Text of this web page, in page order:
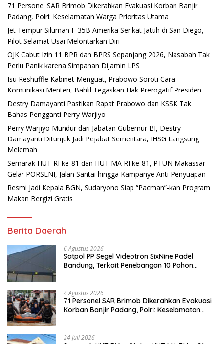
71 Personel SAR Brimob Dikerahkan Evakuasi Korban Banjir
Padang, Polri: Keselamatan Warga Prioritas Utama
Jet Tempur Siluman F-35B Amerika Serikat Jatuh di San Diego,
Pilot Selamat Usai Melontarkan Diri
OJK Cabut Izin 11 BPR dan BPRS Sepanjang 2026, Nasabah Tak
Perlu Panik karena Simpanan Dijamin LPS
Isu Reshuffle Kabinet Menguat, Prabowo Soroti Cara
Komunikasi Menteri, Bahlil Tegaskan Hak Prerogatif Presiden
Destry Damayanti Pastikan Rapat Prabowo dan KSSK Tak
Bahas Pengganti Perry Warjiyo
Perry Warjiyo Mundur dari Jabatan Gubernur BI, Destry
Damayanti Ditunjuk Jadi Pejabat Sementara, IHSG Langsung
Melemah
Semarak HUT RI ke-81 dan HUT MA RI ke-81, PTUN Makassar
Gelar PORSENI, Jalan Santai hingga Kampanye Anti Penyuapan
Resmi Jadi Kepala BGN, Sudaryono Siap “Pacman”-kan Program
Makan Bergizi Gratis
Berita Daerah
6 Agustus 2026
Satpol PP Segel Videotron SixNine Padel
Bandung, Terkait Penebangan 10 Pohon
4 Agustus 2026
71 Personel SAR Brimob Dikerahkan Evakuasi
Korban Banjir Padang, Polri: Keselamatan
24 Juli 2026